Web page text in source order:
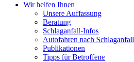
Wir helfen Ihnen
Unsere Auffassung
Beratung
Schlaganfall-Infos
Autofahren nach Schlaganfall
Publikationen
Tipps für Betroffene